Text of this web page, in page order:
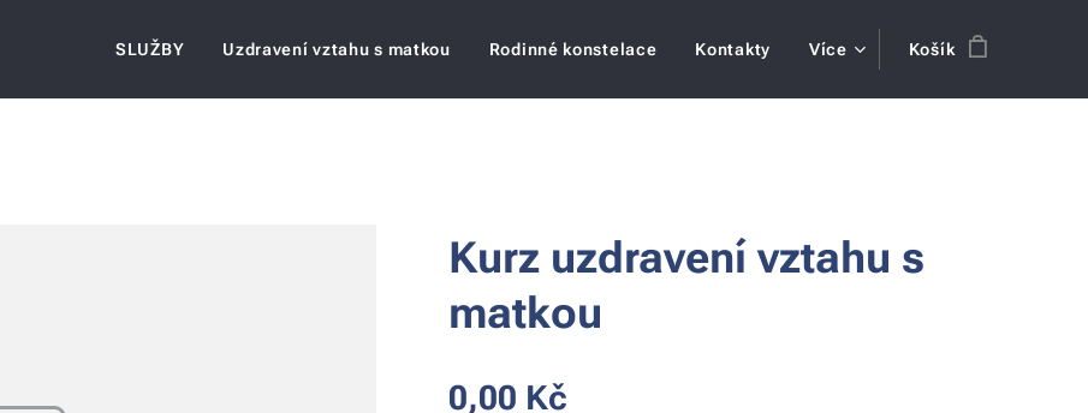
SLUŽBY Uzdravení vztahu s matkou Rodinné konstelace Kontakty Více Košík
Kurz uzdravení vztahu s
matkou
0,00 Kč